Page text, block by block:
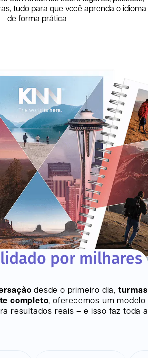
tudo para que você aprenda o idioma
de forma prática
por milhares
desde o primeiro dia, turmas
completo, oferecemos um modelo
resultados reais – e isso faz toda a